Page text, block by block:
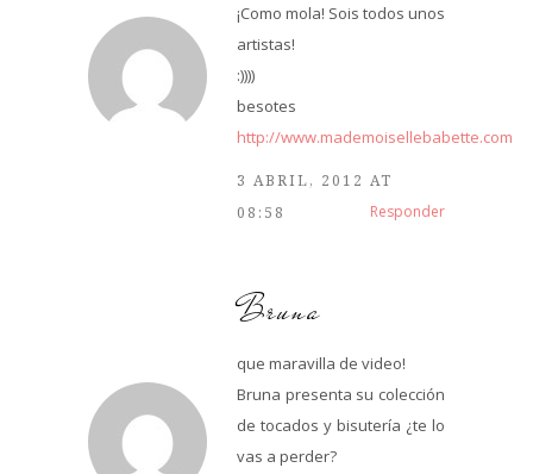
¡Como mola! Sois todos unos
artistas!
:))))
besotes
http://www.mademoisellebabette.com
3 ABRIL, 2012 AT
08:58
Responder
Bruna
que maravilla de video!
Bruna presenta su colección
de tocados y bisutería ¿te lo
vas a perder?